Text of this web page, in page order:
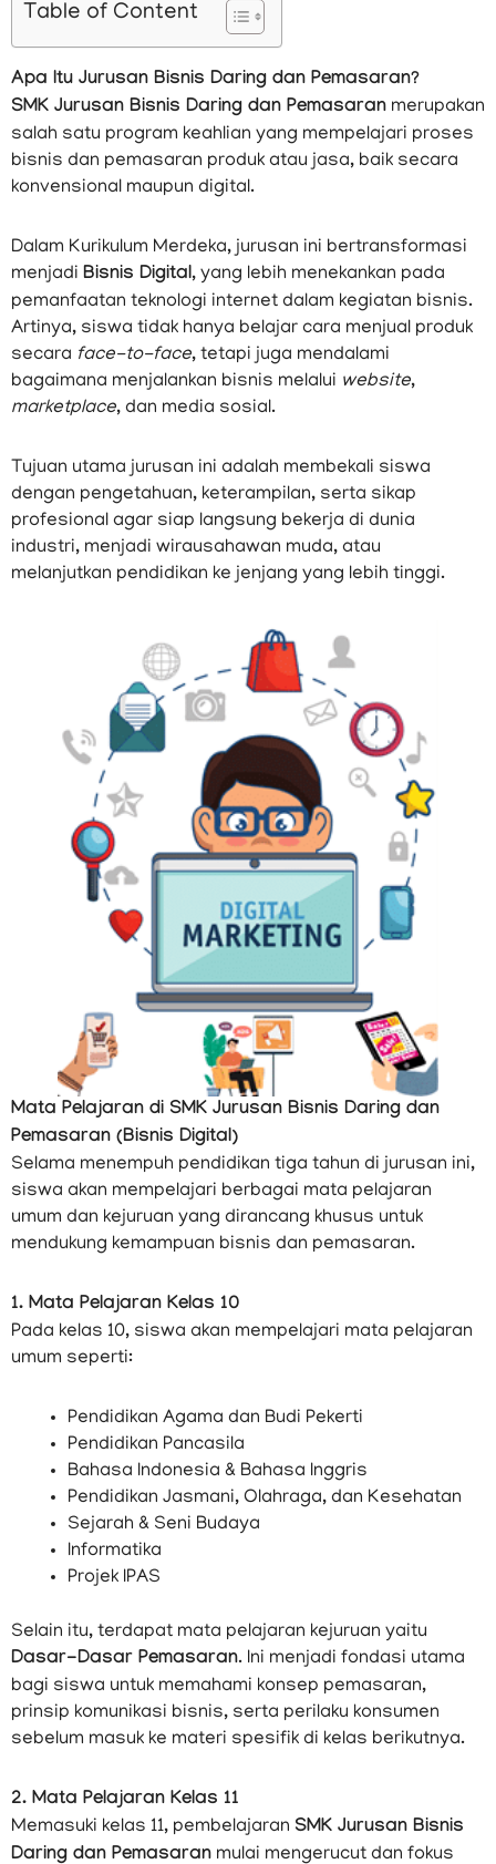
Table of Content
Apa Itu Jurusan Bisnis Daring dan Pemasaran?
SMK Jurusan Bisnis Daring dan Pemasaran merupakan
salah satu program keahlian yang mempelajari proses
bisnis dan pemasaran produk atau jasa, baik secara
konvensional maupun digital.
Dalam Kurikulum Merdeka, jurusan ini bertransformasi
menjadi Bisnis Digital, yang lebih menekankan pada
pemanfaatan teknologi internet dalam kegiatan bisnis.
Artinya, siswa tidak hanya belajar cara menjual produk
secara face-to-face, tetapi juga mendalami
bagaimana menjalankan bisnis melalui website,
marketplace, dan media sosial.
Tujuan utama jurusan ini adalah membekali siswa
dengan pengetahuan, keterampilan, serta sikap
profesional agar siap langsung bekerja di dunia
industri, menjadi wirausahawan muda, atau
melanjutkan pendidikan ke jenjang yang lebih tinggi.
Mata Pelajaran di SMK Jurusan Bisnis Daring dan
Pemasaran (Bisnis Digital)
Selama menempuh pendidikan tiga tahun di jurusan ini,
siswa akan mempelajari berbagai mata pelajaran
umum dan kejuruan yang dirancang khusus untuk
mendukung kemampuan bisnis dan pemasaran.
1. Mata Pelajaran Kelas 10
Pada kelas 10, siswa akan mempelajari mata pelajaran
umum seperti:
Pendidikan Agama dan Budi Pekerti
Pendidikan Pancasila
Bahasa Indonesia & Bahasa Inggris
Pendidikan Jasmani, Olahraga, dan Kesehatan
Sejarah & Seni Budaya
Informatika
Projek IPAS
Selain itu, terdapat mata pelajaran kejuruan yaitu
Dasar-Dasar Pemasaran. Ini menjadi fondasi utama
bagi siswa untuk memahami konsep pemasaran,
prinsip komunikasi bisnis, serta perilaku konsumen
sebelum masuk ke materi spesifik di kelas berikutnya.
2. Mata Pelajaran Kelas 11
Memasuki kelas 11, pembelajaran SMK Jurusan Bisnis
Daring dan Pemasaran mulai mengerucut dan fokus